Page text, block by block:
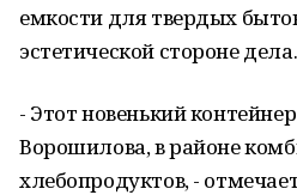
емкости для твердых
эстетической стороне дела.
- Этот новенький
Ворошилова, в районе
хлебопродуктов, -